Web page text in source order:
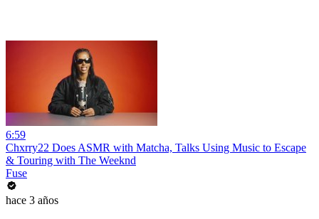
6:59
Chxrry22 Does ASMR with Matcha, Talks Using Music to Escape
& Touring with The Weeknd
Fuse
hace 3 años